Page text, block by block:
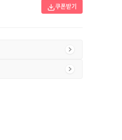
쿠폰받기